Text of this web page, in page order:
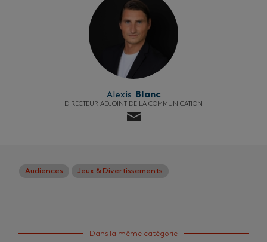
Alexis Blanc
DIRECTEUR ADJOINT DE LA COMMUNICATION
Audiences Jeux & Divertissements
Dans la même catégorie